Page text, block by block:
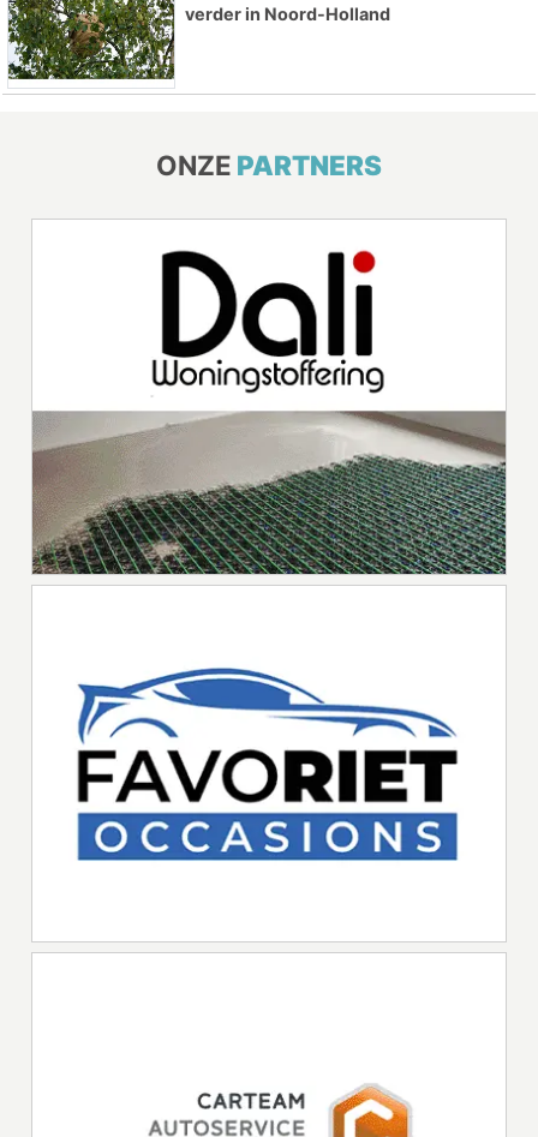
verder in Noord-Holland
ONZE PARTNERS